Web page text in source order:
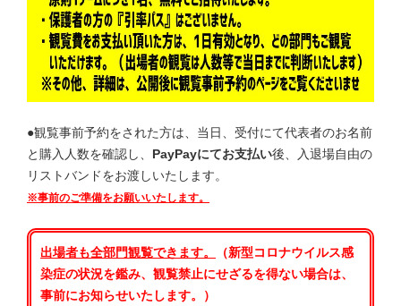
●観覧事前予約をされた方は、当日、受付にて代表者のお名前
と購入人数を確認し、 PayPayにてお支払い後、入退場自由の
リストバンドをお渡しいたします。
※事前のご準備をお願いいたします。
出場者も全部門観覧できます。
（新型コロナウイルス感
染症の状況を鑑み、観覧禁止にせざるを得ない場合は、
事前にお知らせいたします。）